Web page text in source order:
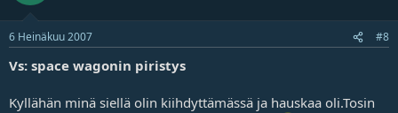
6 Heinäkuu 2007 #8
Vs: space wagonin piristys
Kyllähän minä siellä olin kiihdyttämässä ja hauskaa oli.Tosin